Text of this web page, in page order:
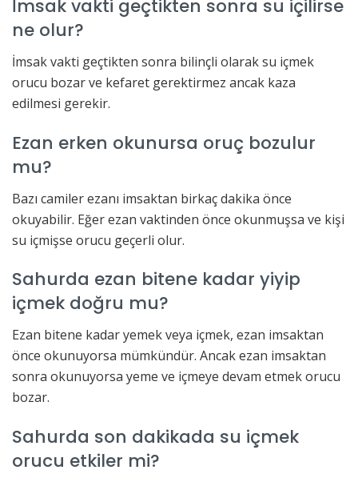
İmsak vakti geçtikten sonra su içilirse
ne olur?
İmsak vakti geçtikten sonra bilinçli olarak su içmek
orucu bozar ve kefaret gerektirmez ancak kaza
edilmesi gerekir.
Ezan erken okunursa oruç bozulur
mu?
Bazı camiler ezanı imsaktan birkaç dakika önce
okuyabilir. Eğer ezan vaktinden önce okunmuşsa ve kişi
su içmişse orucu geçerli olur.
Sahurda ezan bitene kadar yiyip
içmek doğru mu?
Ezan bitene kadar yemek veya içmek, ezan imsaktan
önce okunuyorsa mümkündür. Ancak ezan imsaktan
sonra okunuyorsa yeme ve içmeye devam etmek orucu
bozar.
Sahurda son dakikada su içmek
orucu etkiler mi?